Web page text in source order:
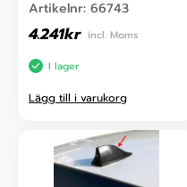
Artikelnr: 66743
4.241kr incl. Moms
I lager
Lägg till i varukorg